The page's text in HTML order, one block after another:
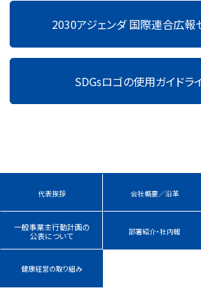
2030アジェンダ 国際連合広報
SDGsロゴの使用ガイドラ
代表挨拶 会社概要／沿革
一般事業主行動計画の
公表について
部署紹介・社内報
健康経営の取り組み